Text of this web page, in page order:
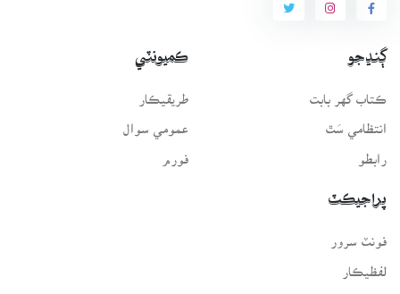
ڳنڍجو
ڪتاب گهر بابت
انتظامي سَٿ
رابطو
ڪميونٽي
طريقيڪار
عمومي سوال
فورم
پراجيڪٽ
فونٽ سرور
لفظيڪار